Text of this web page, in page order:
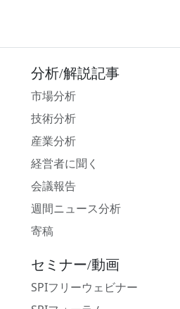
分析/解説記事
市場分析
技術分析
産業分析
経営者に聞く
会議報告
週間ニュース分析
寄稿
セミナー/動画
SPIフリーウェビナー